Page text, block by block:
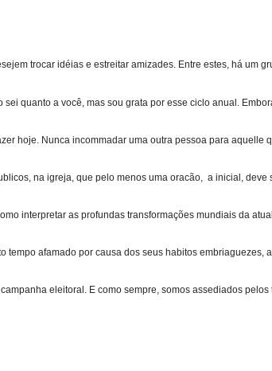
trocar idéias e estreitar amizades. Entre estes, há um
quanto a você, mas sou grata por esse ciclo anual.
hoje. Nunca incommadar uma outra pessoa para aquelle
na igreja, que pelo menos uma oracão, a inicial, deve
interpretar as profundas transformações mundiais da
tempo afamado por causa dos seus habitos embriaguezes,
eleitoral. E como sempre, somos assediados pelos